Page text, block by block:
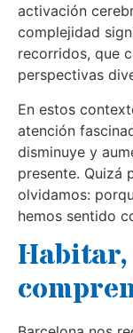
activación
complejidad
recorridos, que
perspectivas
En estos
atención
disminuye y
presente. Quizá
olvidamos:
hemos sentido